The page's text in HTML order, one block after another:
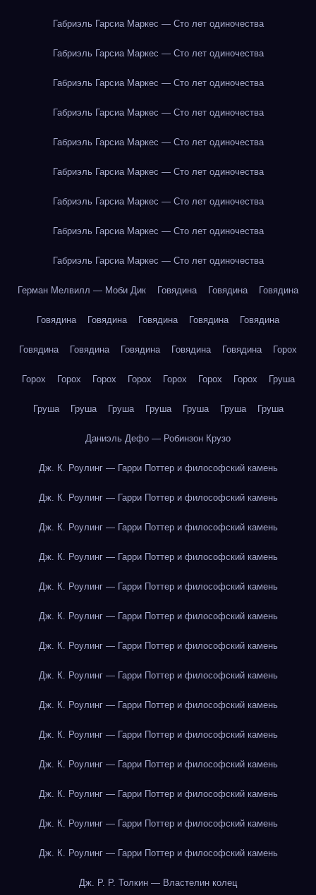
Габриэль Гарсиа Маркес — Сто лет одиночества
Габриэль Гарсиа Маркес — Сто лет одиночества
Габриэль Гарсиа Маркес — Сто лет одиночества
Габриэль Гарсиа Маркес — Сто лет одиночества
Габриэль Гарсиа Маркес — Сто лет одиночества
Габриэль Гарсиа Маркес — Сто лет одиночества
Габриэль Гарсиа Маркес — Сто лет одиночества
Габриэль Гарсиа Маркес — Сто лет одиночества
Габриэль Гарсиа Маркес — Сто лет одиночества
Герман Мелвилл — Моби Дик Говядина Говядина Говядина
Говядина Говядина Говядина Говядина Говядина
Говядина Говядина Говядина Говядина Говядина Горох
Горох Горох Горох Горох Горох Горох Горох Груша
Груша Груша Груша Груша Груша Груша Груша
Даниэль Дефо — Робинзон Крузо
Дж. К. Роулинг — Гарри Поттер и философский камень
Дж. К. Роулинг — Гарри Поттер и философский камень
Дж. К. Роулинг — Гарри Поттер и философский камень
Дж. К. Роулинг — Гарри Поттер и философский камень
Дж. К. Роулинг — Гарри Поттер и философский камень
Дж. К. Роулинг — Гарри Поттер и философский камень
Дж. К. Роулинг — Гарри Поттер и философский камень
Дж. К. Роулинг — Гарри Поттер и философский камень
Дж. К. Роулинг — Гарри Поттер и философский камень
Дж. К. Роулинг — Гарри Поттер и философский камень
Дж. К. Роулинг — Гарри Поттер и философский камень
Дж. К. Роулинг — Гарри Поттер и философский камень
Дж. К. Роулинг — Гарри Поттер и философский камень
Дж. К. Роулинг — Гарри Поттер и философский камень
Дж. Р. Р. Толкин — Властелин колец